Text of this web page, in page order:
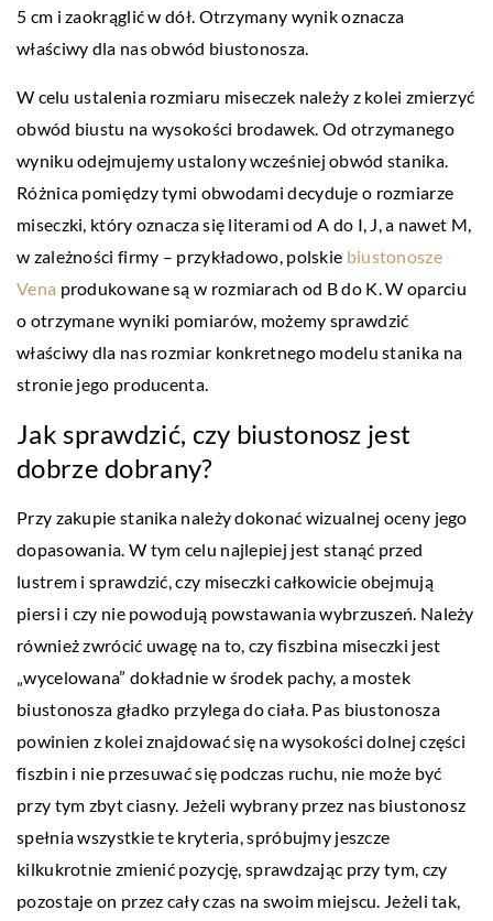
5 cm i zaokrąglić w dół. Otrzymany wynik oznacza
właściwy dla nas obwód biustonosza.
W celu ustalenia rozmiaru miseczek należy z kolei zmierzyć
obwód biustu na wysokości brodawek. Od otrzymanego
wyniku odejmujemy ustalony wcześniej obwód stanika.
Różnica pomiędzy tymi obwodami decyduje o rozmiarze
miseczki, który oznacza się literami od A do I, J, a nawet M,
w zależności firmy – przykładowo, polskie biustonosze
Vena produkowane są w rozmiarach od B do K.W oparciu
o otrzymane wyniki pomiarów, możemy sprawdzić
właściwy dla nas rozmiar konkretnego modelu stanika na
stronie jego producenta.
Jak sprawdzić, czy biustonosz jest
dobrze dobrany?
Przy zakupie stanika należy dokonać wizualnej oceny jego
dopasowania. W tym celu najlepiej jest stanąć przed
lustrem i sprawdzić, czy miseczki całkowicie obejmują
piersi i czy nie powodują powstawania wybrzuszeń. Należy
również zwrócić uwagę na to, czy fiszbina miseczki jest
„wycelowana” dokładnie w środek pachy, a mostek
biustonosza gładko przylega do ciała. Pas biustonosza
powinien z kolei znajdować się na wysokości dolnej części
fiszbin i nie przesuwać się podczas ruchu, nie może być
przy tym zbyt ciasny. Jeżeli wybrany przez nas biustonosz
spełnia wszystkie te kryteria, spróbujmy jeszcze
kilkukrotnie zmienić pozycję, sprawdzając przy tym, czy
pozostaje on przez cały czas na swoim miejscu. Jeżeli tak,